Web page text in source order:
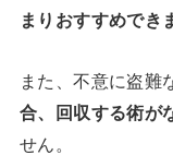
まりおすすめでき
また、不意に盗難
合、回収する術が
せん。